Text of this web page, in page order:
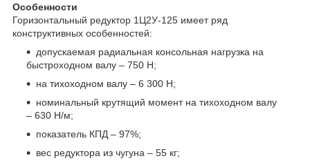
Особенности
Горизонтальный редуктор 1Ц2У-125 имеет ряд
конструктивных особенностей:
допускаемая радиальная консольная нагрузка на
быстроходном валу – 750 Н;
на тихоходном валу – 6 300 Н;
номинальный крутящий момент на тихоходном валу
– 630 Н/м;
показатель КПД – 97%;
вес редуктора из чугуна – 55 кг;